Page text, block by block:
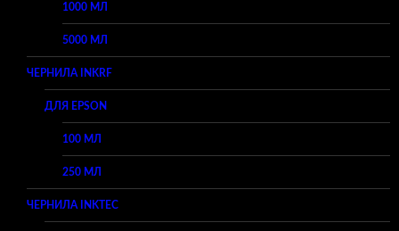
1000 МЛ
5000 МЛ
ЧЕРНИЛА INKRF
ДЛЯ EPSON
100 МЛ
250 МЛ
ЧЕРНИЛА INKTEC